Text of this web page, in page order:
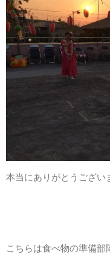
お問い合わせ
プライバシーポリシー
本当にありがとうござい
こちらは食べ物の準備部